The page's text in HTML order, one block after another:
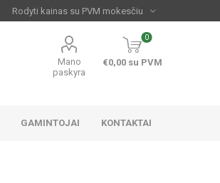
Mano
paskyra
0
€0,00 su PVM
GAMINTOJAI KONTAKTAI